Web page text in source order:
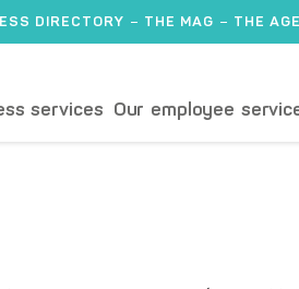
DIRECTORY THE MAG THE
services Our employee